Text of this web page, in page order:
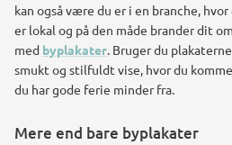
kan også være du er i en branche,
er lokal og på den måde brander dit
med byplakater. Bruger du
smukt og stilfuldt vise, hvor du
du har gode ferie minder fra.
Mere end bare byplakater